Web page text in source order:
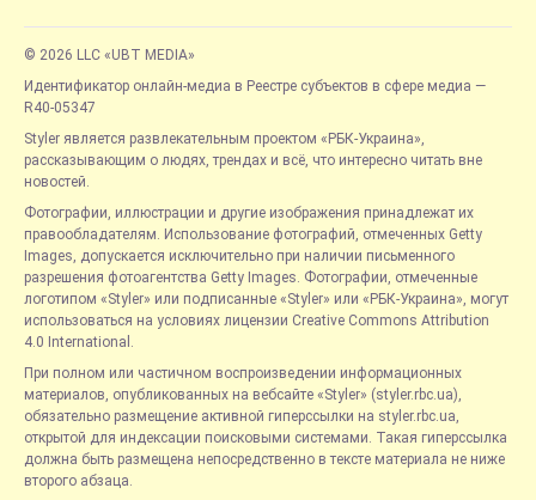
© 2026 LLC «UBT MEDIA»
Идентификатор онлайн-медиа в Реестре субъектов в сфере медиа —
R40-05347
Styler является развлекательным проектом «РБК-Украина»,
рассказывающим о людях, трендах и всё, что интересно читать вне
новостей.
Фотографии, иллюстрации и другие изображения принадлежат их
правообладателям. Использование фотографий, отмеченных Getty
Images, допускается исключительно при наличии письменного
разрешения фотоагентства Getty Images. Фотографии, отмеченные
логотипом «Styler» или подписанные «Styler» или «РБК-Украина», могут
использоваться на условиях лицензии Creative Commons Attribution
4.0 International.
При полном или частичном воспроизведении информационных
материалов, опубликованных на вебсайте «Styler» (styler.rbc.ua),
обязательно размещение активной гиперссылки на styler.rbc.ua,
открытой для индексации поисковыми системами. Такая гиперссылка
должна быть размещена непосредственно в тексте материала не ниже
второго абзаца.